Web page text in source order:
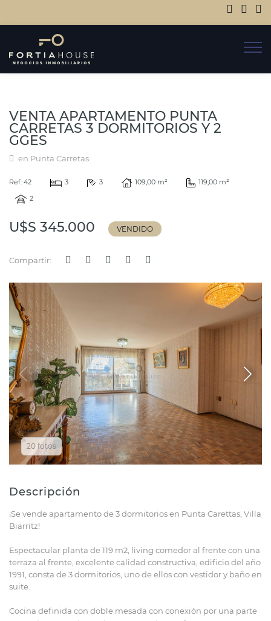
VENTA APARTAMENTO PUNTA
CARRETAS 3 DORMITORIOS Y 2
GGES
en Punta Carretas
Ref: 42 3 3 109,00 m²
119,00 m²
2
U$S 345.000 VENDIDO
Compartir:
20 fotos
Descripción
¡Se vende apartamento de 3 dormitorios en Punta Carettas, Villa
Biarritz!
Espectacular planta de 119 m2, living comedor al frente con una
terraza al frente, excelente calidad constructiva, edificio del año
1991, consta de 3 dormitorios, uno de ellos con vestidor y baño en
suite.
Cocina definida con doble mesada con conexión por una parte